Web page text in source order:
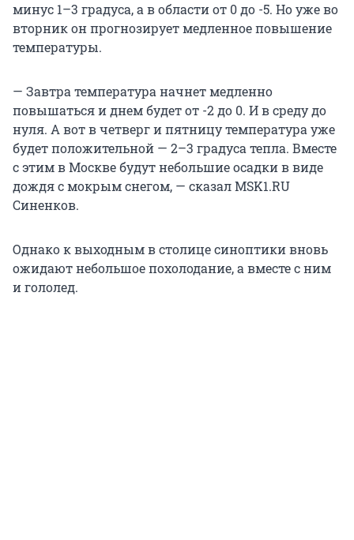
минус 1–3 градуса, а в области от 0 до -5. Но уже во
вторник он прогнозирует медленное повышение
температуры.
— Завтра температура начнет медленно
повышаться и днем будет от -2 до 0. И в среду до
нуля. А вот в четверг и пятницу температура уже
будет положительной — 2–3 градуса тепла. Вместе
с этим в Москве будут небольшие осадки в виде
дождя с мокрым снегом, — сказал MSK1.RU
Синенков.
Однако к выходным в столице синоптики вновь
ожидают небольшое похолодание, а вместе с ним
и гололед.